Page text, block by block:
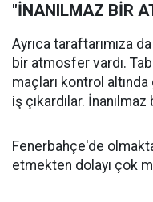
"İNANILMAZ BİR
Ayrıca taraftarımıza
bir atmosfer vardı.
maçları kontrol
iş çıkardılar.
Fenerbahçe'de
etmekten dolayı çok